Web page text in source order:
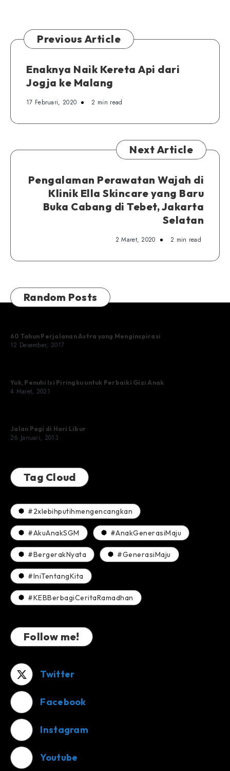
Previous Article
Enaknya Naik Kereta Api dari
Jogja ke Malang
17 Februari, 2020 2 min read
Next Article
Pengalaman Perawatan Wajah di
Klinik Ella Skincare yang Baru
Buka Cabang di Tebet, Jakarta
Selatan
2 Maret, 2020 2 min read
Random Posts
60 Tahun Perjalanan Astra yang Menginspirasi
12 Desember, 2017
Yuk, Penuhi Isi Piringku untuk Perbaiki Gizi Anak
4 Maret, 2021
Jalan Pagi di Hari Libur
26 Januari, 2013
Tag Cloud
#2xlebihputihmengencangkan
#AkuAnakSGM #AnakGenerasiMaju
#BergerakNyata #GenerasiMaju
#IniTentangKita
#KEBBerbagiCeritaRamadhan
Follow me!
Twitter
Facebook
Instagram
Youtube